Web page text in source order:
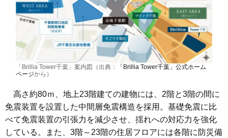
「Brillia Tower千葉」案内図（出典：
「Brillia Tower千葉」公式ホーム
ページから）
高さ約80ｍ、地上23階建ての建物には、2階と3階の間に
免震装置を設置した中間層免震構造を採用。基礎免震に比
べて免震装置の引張力を減少させ、揺れへの対応力を強化
している。また、3階～23階の住居フロアには各階に防災備